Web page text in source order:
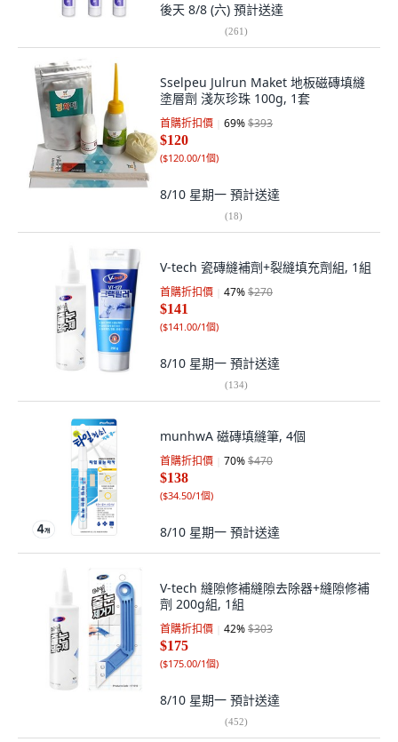
後天 8/8 (六) 預計送達
(261)
Sselpeu Julrun Maket 地板磁磚填縫
塗層劑 淺灰珍珠 100g, 1套
首購折扣價 69%$393
$120
($120.00/1個)
8/10 星期一 預計送達
(18)
V-tech 瓷磚縫補劑+裂縫填充劑組, 1組
首購折扣價 47%$270
$141
($141.00/1個)
8/10 星期一 預計送達
(134)
munhwA 磁磚填縫筆, 4個
首購折扣價 70%$470
$138
($34.50/1個)
8/10 星期一 預計送達
V-tech 縫隙修補縫隙去除器+縫隙修補
劑 200g組, 1組
首購折扣價 42%$303
$175
($175.00/1個)
8/10 星期一 預計送達
(452)